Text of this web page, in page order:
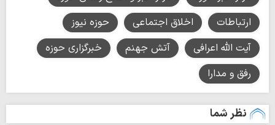
ارتباطات
اخلاق اجتماعی
حوزه نیوز
آیت الله اعرافی
آتش جهنم
خبرگزاری حوزه
رفق و مدارا
نظر شما